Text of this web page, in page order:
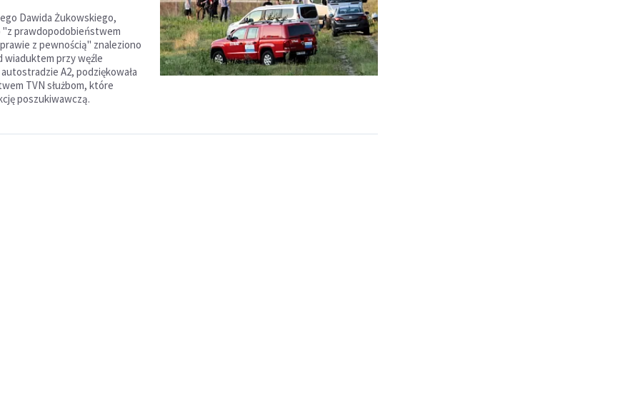
Dawida Żukowskiego,
"z prawdopodobieństwem
z pewnością" znaleziono
wiaduktem przy węźle
A2, podziękowała
TVN służbom, które
poszukiwawczą.